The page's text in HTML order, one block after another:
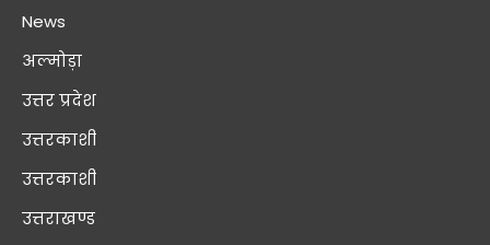
News
अल्मोड़ा
उत्तर प्रदेश
उत्तरकाशी
उत्तरकाशी
उत्तराखण्ड